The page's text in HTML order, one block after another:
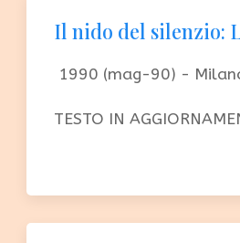
Il nido del silenzio:
1990 (mag-90) -
TESTO IN